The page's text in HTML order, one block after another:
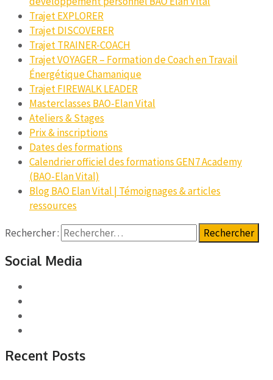
Trajet EXPLORER
Trajet DISCOVERER
Trajet TRAINER-COACH
Trajet VOYAGER – Formation de Coach en Travail
Énergétique Chamanique
Trajet FIREWALK LEADER
Masterclasses BAO-Elan Vital
Ateliers & Stages
Prix & inscriptions
Dates des formations
Calendrier officiel des formations GEN7 Academy
(BAO-Elan Vital)
Blog BAO Elan Vital | Témoignages & articles
ressources
Rechercher :
Social Media
Recent Posts